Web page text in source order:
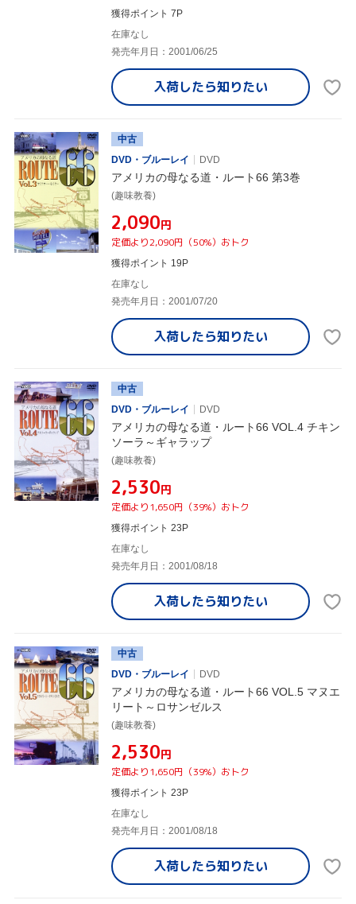
獲得ポイント 7P
在庫なし
発売年月日：2001/06/25
入荷したら知りたい
中古
DVD・ブルーレイ
DVD
アメリカの母なる道・ルート66 第3巻
(趣味教養)
¥2,090円
定価より2,090円（50%）おトク
獲得ポイント 19P
在庫なし
発売年月日：2001/07/20
入荷したら知りたい
中古
DVD・ブルーレイ
DVD
アメリカの母なる道・ルート66 VOL.4 チキン
ソーラ～ギャラップ
(趣味教養)
¥2,530円
定価より1,650円（39%）おトク
獲得ポイント 23P
在庫なし
発売年月日：2001/08/18
入荷したら知りたい
中古
DVD・ブルーレイ
DVD
アメリカの母なる道・ルート66 VOL.5 マヌエ
リート～ロサンゼルス
(趣味教養)
¥2,530円
定価より1,650円（39%）おトク
獲得ポイント 23P
在庫なし
発売年月日：2001/08/18
入荷したら知りたい